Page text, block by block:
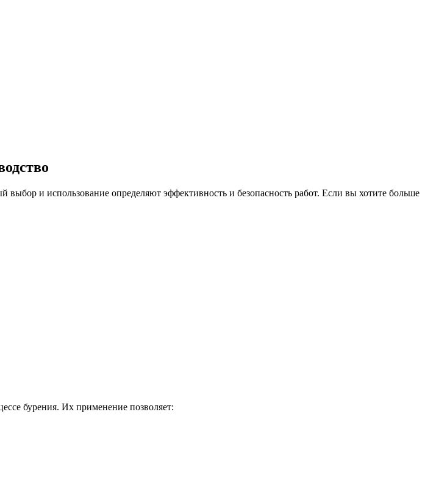
и использование определяют эффективность и безопасность работ. Если вы хотите больше
бурения. Их применение позволяет: